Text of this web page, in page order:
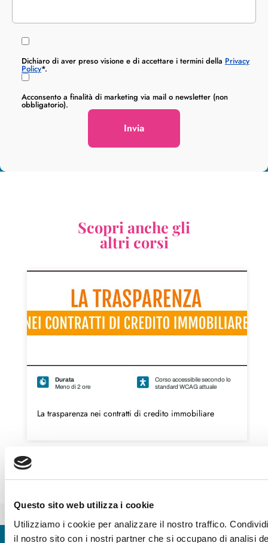
Questo sito web utilizza i cookie
Utilizziamo i cookie per analizzare il nostro traffico.
il nostro sito con i nostri partner che si occupano di analisi
Dichiaro di aver preso visione e di accettare i termini della Privacy
Policy*.
Acconsento a finalità di marketing via mail o newsletter (non
obbligatorio).
Scopri anche gli
altri corsi
Durata
Meno di 2 ore
Corso accessibile secondo lo
standard WCAG attuale
La trasparenza nei contratti di credito immobiliare